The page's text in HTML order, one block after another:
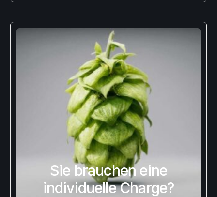
Sie brauchen eine
individuelle Charge?